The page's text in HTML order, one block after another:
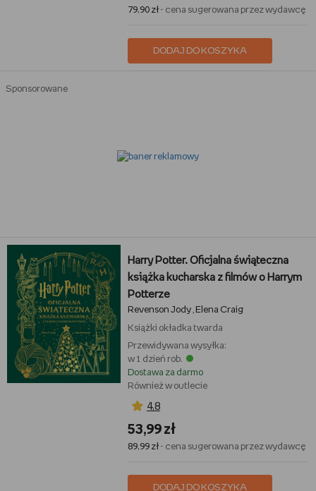
79,90 zł- cena sugerowana przez wydawcę
DODAJ DO KOSZYKA
Sponsorowane
Harry Potter. Oficjalna świąteczna
książka kucharska z filmów o Harrym
Potterze
Revenson Jody
Elena Craig
Książki okładka twarda
Przewidywana wysyłka:
w 1 dzień rob.
Dostawa za darmo
Również w outlecie
4,8
53,99 zł
89,99 zł- cena sugerowana przez wydawcę
DODAJ DO KOSZYKA